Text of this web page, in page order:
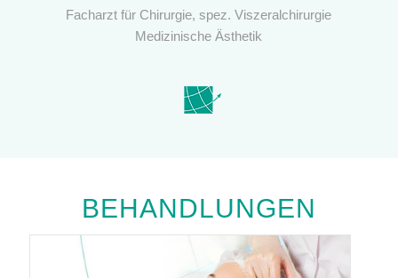
Facharzt für Chirurgie, spez. Viszeralchirurgie
Medizinische Ästhetik
BEHANDLUNGEN